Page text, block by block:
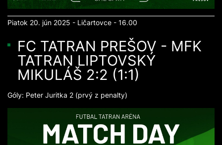
Piatok 20. jún 2025 - Ličartovce - 16.00
FC TATRAN PREŠOV - MFK
TATRAN LIPTOVSKÝ
MIKULÁŠ 2:2 (1:1)
Góly: Peter Juritka 2 (prvý z penalty)